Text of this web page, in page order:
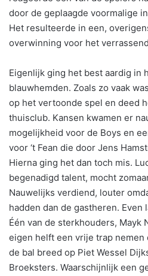
door de geplaagde voormalige
Het resulteerde in een,
overwinning voor het
Eigenlijk ging het best aardig in
blauwhemden. Zoals zo vaak
op het vertoonde spel en deed
thuisclub. Kansen kwamen er
mogelijkheid voor de Boys en
voor ‘t Fean die door Jens
Hierna ging het dan toch mis.
begenadigd talent, mocht
Nauwelijks verdiend, louter
hadden dan de gastheren.
Één van de sterkhouders, Mayk
eigen helft een vrije trap
de bal breed op Piet Wessel
Broeksters. Waarschijnlijk een